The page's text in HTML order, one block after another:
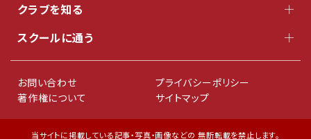
クラブを知る
スクールに通う
お問い合わせ
プライバシーポリシー
著作権について
サイトマップ
当サイトに掲載している記事・写真・画像などの 無断転載を禁止します。